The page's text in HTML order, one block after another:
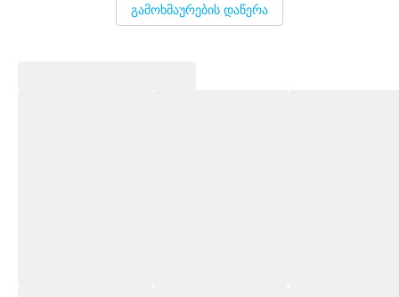
გამოხმაურების დაწერა